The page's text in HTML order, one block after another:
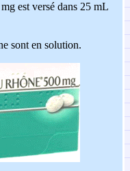
est versé dans 25 mL
sont en solution.